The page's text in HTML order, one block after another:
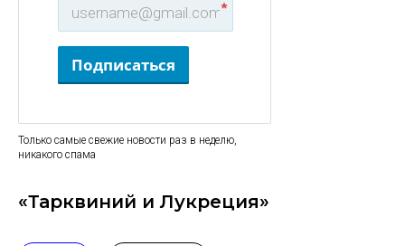
*
Подписаться
Только самые свежие новости раз в неделю,
никакого спама
«Тарквиний и Лукреция»